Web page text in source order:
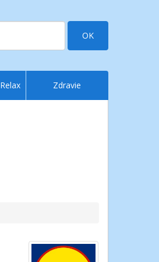
OK
Relax Zdravie